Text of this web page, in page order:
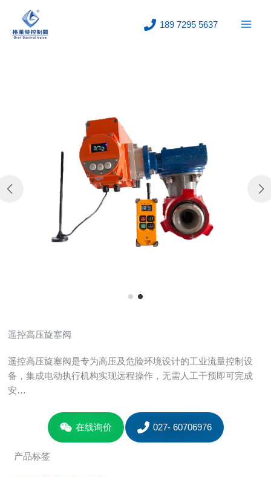
189 7295 5637
遥控高压旋塞阀
遥控高压旋塞阀是专为高压及危险环境设计的工业流量控制设
备，集成电动执行机构实现远程操作，无需人工干预即可完成
安…
在线询价 027- 60706976
产品标签